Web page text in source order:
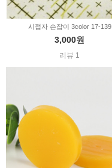
시접자 손잡이 3color 17-139
3,000원
리뷰 1